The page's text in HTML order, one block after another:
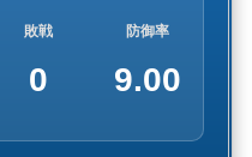
敗戦
0
防御率
9.00